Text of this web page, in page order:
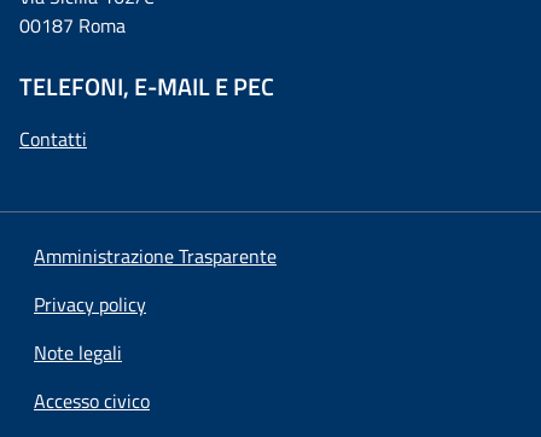
00187 Roma
TELEFONI, E-MAIL E PEC
Contatti
Amministrazione Trasparente
Privacy policy
Note legali
Accesso civico